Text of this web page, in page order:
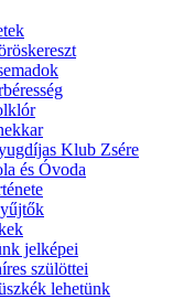
Klub Zsére
és Óvoda
jelképei
szülöttei
lehetünk